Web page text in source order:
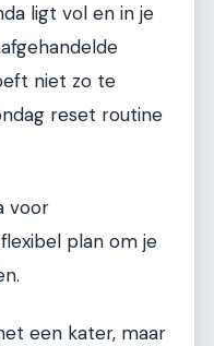
ligt vol en in je
niet zo te
reset routine
voor
plan om je
een kater, maar